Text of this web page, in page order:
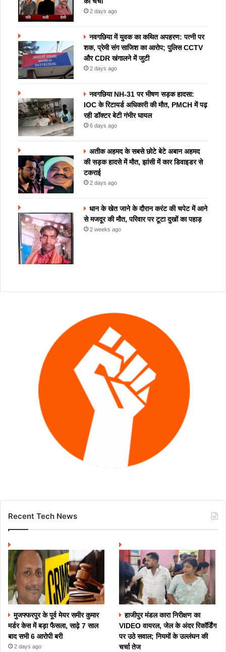
2 days ago
नवगछिया में युवक का कथित अपहरण: पत्नी पर
शक, प्रेमी संग साजिश का आरोप; पुलिस CCTV
और CDR खंगालने में जुटी
2 days ago
नवगछिया NH-31 पर भीषण सड़क हादसा:
IOC के रिटायर्ड अधिकारी की मौत, PMCH में पढ़
रही डॉक्टर बेटी गंभीर घायल
6 days ago
अतीक अहमद के सबसे छोटे बेटे अबान अहमद
की सड़क हादसे में मौत, झांसी में कार डिवाइडर से
टकराई
2 days ago
धान के खेत जाने के दौरान करंट की चपेट में आने
से मजदूर की मौत, परिवार पर टूटा दुखों का पहाड़
2 weeks ago
Recent Tech News
मुजफ्फरपुर के पूर्व मेयर समीर कुमार
मर्डर केस में बड़ा फैसला, साढ़े 7 साल
बाद सभी 6 आरोपी बरी
2 days ago
हाजीपुर मंडल कारा निरीक्षण का
VIDEO वायरल, जेल के अंदर रिकॉर्डिंग
पर उठे सवाल; नियमों के उल्लंघन की
चर्चा तेज